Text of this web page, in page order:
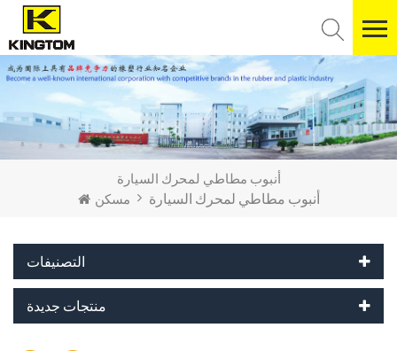
أنبوب مطاطي لمحرك السيارة
مسكن
أنبوب مطاطي لمحرك السيارة
التصنيفات
منتجات جديدة